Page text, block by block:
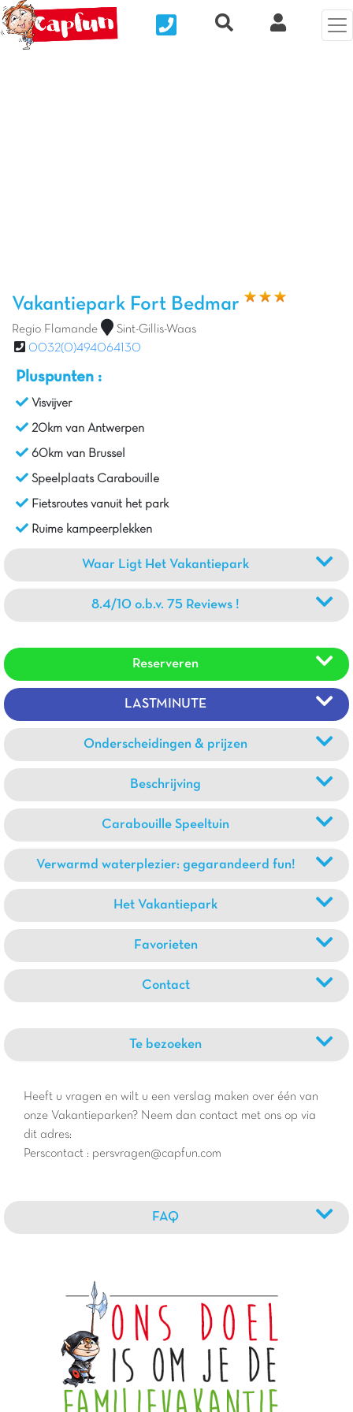
Nous contacterRecherche rapide
Mijn Clix
Vakantiepark Fort Bedmar
Regio Flamande
Sint-Gillis-Waas
0032(0)494064130
Pluspunten :
Visvijver
20km van Antwerpen
60km van Brussel
Speelplaats Carabouille
Fietsroutes vanuit het park
Ruime kampeerplekken
Waar Ligt Het Vakantiepark
8.4/10 o.b.v. 75 Reviews !
Reserveren
LASTMINUTE
Onderscheidingen & prijzen
Beschrijving
Carabouille Speeltuin
Verwarmd waterplezier: gegarandeerd fun!
Het Vakantiepark
Favorieten
Contact
Te bezoeken
Heeft u vragen en wilt u een verslag maken over één van
onze Vakantieparken? Neem dan contact met ons op via
dit adres:
Perscontact : persvragen@capfun.com
FAQ